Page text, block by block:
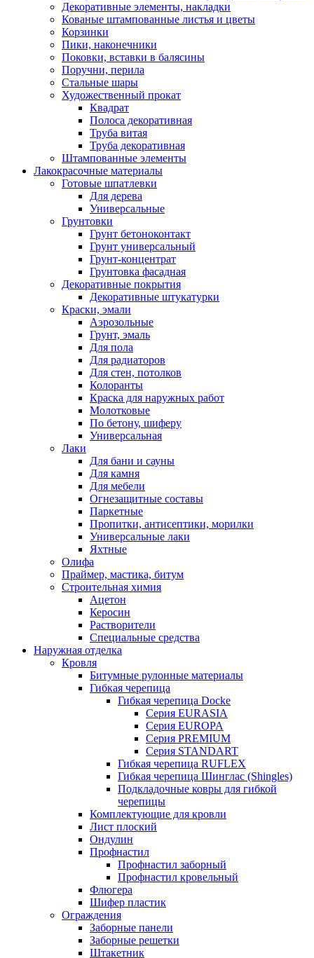
Декоративные элементы, накладки
Кованые штампованные листья и цветы
Корзинки
Пики, наконечники
Поковки, вставки в балясины
Поручни, перила
Стальные шары
Художественный прокат
Квадрат
Полоса декоративная
Труба витая
Труба декоративная
Штампованные элементы
Лакокрасочные материалы
Готовые шпатлевки
Для дерева
Универсальные
Грунтовки
Грунт бетоноконтакт
Грунт универсальный
Грунт-концентрат
Грунтовка фасадная
Декоративные покрытия
Декоративные штукатурки
Краски, эмали
Аэрозольные
Грунт, эмаль
Для пола
Для радиаторов
Для стен, потолков
Колоранты
Краска для наружных работ
Молотковые
По бетону, шиферу
Универсальная
Лаки
Для бани и сауны
Для камня
Для мебели
Огнезащитные составы
Паркетные
Пропитки, антисептики, морилки
Универсальные лаки
Яхтные
Олифа
Праймер, мастика, битум
Строительная химия
Ацетон
Керосин
Растворители
Специальные средства
Наружная отделка
Кровля
Битумные рулонные материалы
Гибкая черепица
Гибкая черепица Docke
Серия EURASIA
Серия EUROPA
Серия PREMIUM
Серия STANDART
Гибкая черепица RUFLEX
Гибкая черепица Шинглас (Shingles)
Подкладочные ковры для гибкой
черепицы
Комплектующие для кровли
Лист плоский
Ондулин
Профнастил
Профнастил заборный
Профнастил кровельный
Флюгера
Шифер пластик
Ограждения
Заборные панели
Заборные решетки
Штакетник